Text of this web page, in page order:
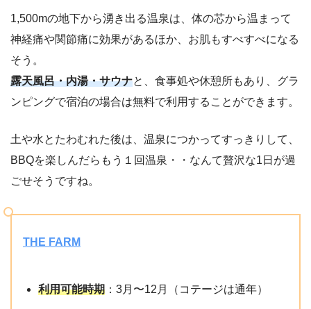
1,500mの地下から湧き出る温泉は、体の芯から温まって
神経痛や関節痛に効果があるほか、お肌もすべすべになる
そう。
露天風呂・内湯・サウナと、食事処や休憩所もあり、グラ
ンピングで宿泊の場合は無料で利用することができます。
土や水とたわむれた後は、温泉につかってすっきりして、
BBQを楽しんだらもう１回温泉・・なんて贅沢な1日が過
ごせそうですね。
THE FARM
利用可能時期 ：3月〜12月（コテージは通年）